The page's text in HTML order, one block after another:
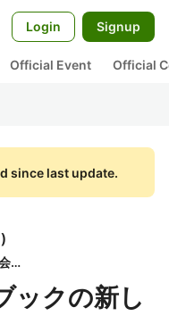
Login Signup
Official Event Official
since last update.
)
データブリックス・ジャパン株式会社
ックの新し